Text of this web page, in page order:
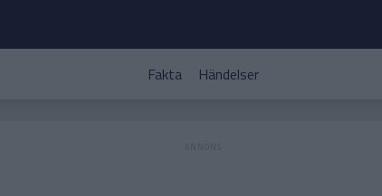
Fakta Händelser